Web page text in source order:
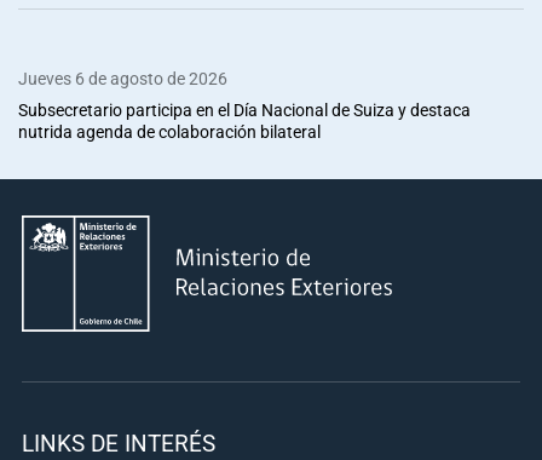
Jueves 6 de agosto de 2026
Subsecretario participa en el Día Nacional de Suiza y destaca
nutrida agenda de colaboración bilateral
LINKS DE INTERÉS